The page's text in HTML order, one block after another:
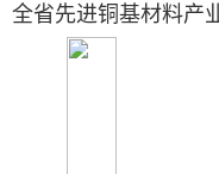
全省先进铜基材料产